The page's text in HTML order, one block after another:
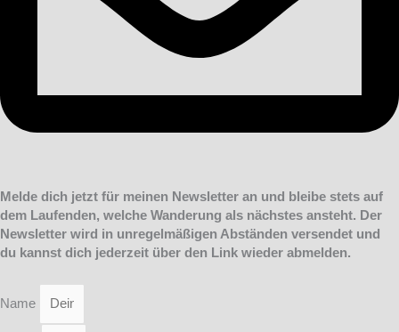
Melde dich jetzt für meinen Newsletter an und bleibe stets auf
dem Laufenden, welche Wanderung als nächstes ansteht. Der
Newsletter wird in unregelmäßigen Abständen versendet und
du kannst dich jederzeit über den Link wieder abmelden.
Name